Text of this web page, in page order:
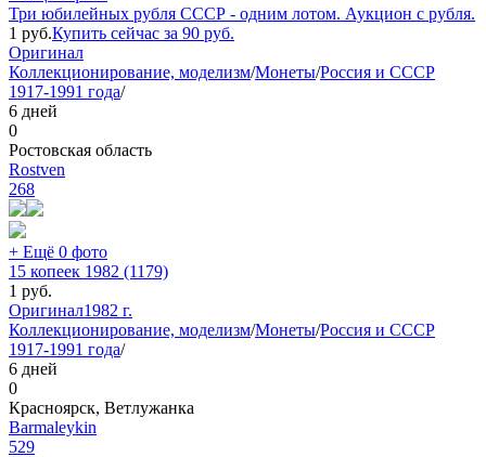
Три юбилейных рубля СССР - одним лотом. Аукцион с рубля.
1 руб.Купить сейчас за 90 руб.
Оригинал
Коллекционирование, моделизм/Монеты/Россия и СССР
1917-1991 года/
6 дней
0
Ростовская область
Rostven
268
+ Ещё 0 фото
15 копеек 1982 (1179)
1 руб.
Оригинал1982 г.
Коллекционирование, моделизм/Монеты/Россия и СССР
1917-1991 года/
6 дней
0
Красноярск, Ветлужанка
Barmaleykin
529